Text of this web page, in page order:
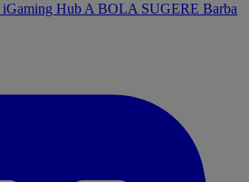
iGaming Hub A BOLA SUGERE Barba